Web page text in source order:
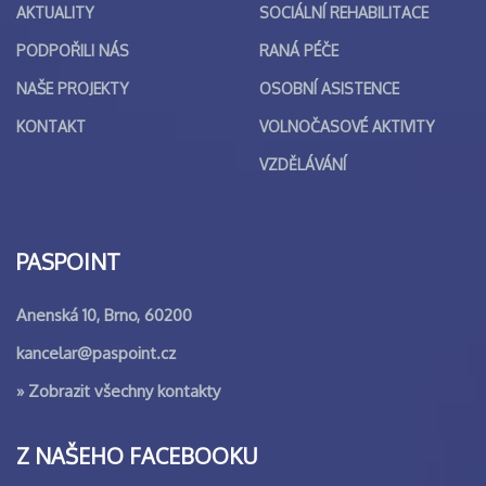
AKTUALITY
PODPOŘILI NÁS
NAŠE PROJEKTY
KONTAKT
SOCIÁLNÍ REHABILITACE
RANÁ PÉČE
OSOBNÍ ASISTENCE
VOLNOČASOVÉ AKTIVITY
VZDĚLÁVÁNÍ
PASPOINT
Anenská 10, Brno, 60200
kancelar@paspoint.cz
» Zobrazit všechny kontakty
Z NAŠEHO FACEBOOKU